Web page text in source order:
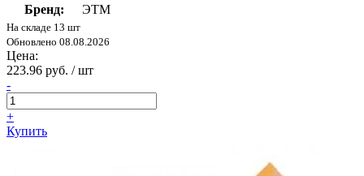
Бренд:
ЭТМ
На складе 13 шт
Обновлено 08.08.2026
Цена:
223.96 руб. / шт
-
+
Купить